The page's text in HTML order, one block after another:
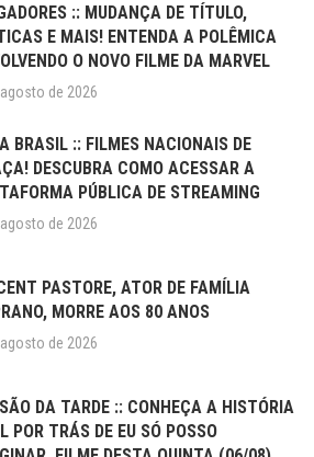
:: MUDANÇA DE TÍTULO,
E MAIS! ENTENDA A POLÊMICA
O NOVO FILME DA MARVEL
de 2026
BRASIL :: FILMES NACIONAIS DE
DESCUBRA COMO ACESSAR A
PÚBLICA DE STREAMING
de 2026
PASTORE, ATOR DE FAMÍLIA
MORRE AOS 80 ANOS
de 2026
DA TARDE :: CONHEÇA A HISTÓRIA
POR TRÁS DE EU SÓ POSSO